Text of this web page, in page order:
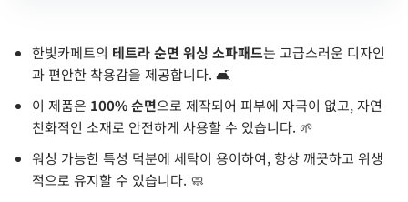
한빛카페트의 테트라 순면 워싱 소파패드는 고급스러운 디자인
과 편안한 착용감을 제공합니다. 🛋️
이 제품은 100% 순면으로 제작되어 피부에 자극이 없고, 자연
친화적인 소재로 안전하게 사용할 수 있습니다. 🌱
워싱 가능한 특성 덕분에 세탁이 용이하여, 항상 깨끗하고 위생
적으로 유지할 수 있습니다. 🧼